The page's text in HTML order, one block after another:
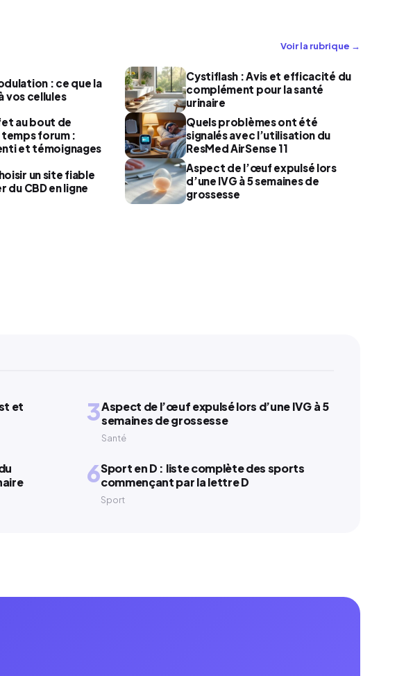
Voir la rubrique →
: ce que la
vos cellules
au bout de
forum :
et témoignages
un site fiable
du CBD en ligne
Cystiflash : Avis et efficacité du
complément pour la santé
urinaire
Quels problèmes ont été
signalés avec l’utilisation du
ResMed AirSense 11
Aspect de l’œuf expulsé lors
d’une IVG à 5 semaines de
grossesse
et
3Aspect de l’œuf expulsé lors d’une IVG à 5
semaines de grossesse
Santé
6Sport en D : liste complète des sports
commençant par la lettre D
Sport